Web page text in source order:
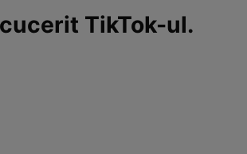
TikTok-ul.